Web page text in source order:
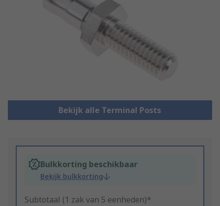
Bekijk alle Terminal Posts
Bulkkorting beschikbaar
Bekijk bulkkorting
Subtotaal (1 zak van 5 eenheden)*